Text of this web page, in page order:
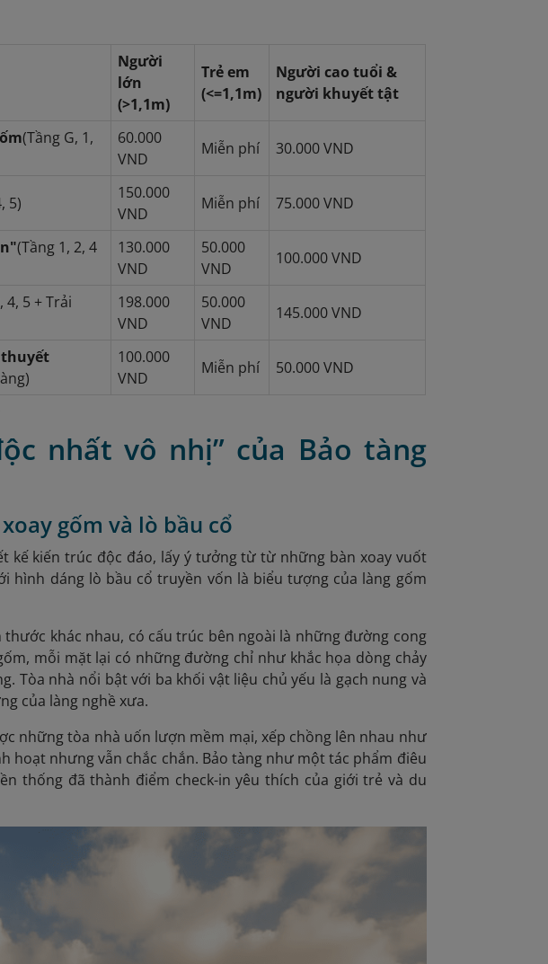
Người
lớn
(>1,1m)
Trẻ em
(<=1,1m)
Người cao tuổi &
người khuyết tật
(Tầng G, 1,
60.000
VND
Miễn phí 30.000 VND
5)
150.000
VND
Miễn phí 75.000 VND
(Tầng 1, 2, 4
130.000
VND
50.000
VND
100.000 VND
4, 5 + Trải
198.000
VND
50.000
VND
145.000 VND
100.000
VND
Miễn phí
50.000 VND
nhất vô nhị” của Bảo tàng
gốm và lò bầu cổ
kế kiến trúc độc đáo, lấy ý tưởng từ từ những bàn xoay vuốt
hình dáng lò bầu cổ truyền vốn là biểu tượng của làng gốm
khác nhau, có cấu trúc bên ngoài là những đường cong
mỗi mặt lại có những đường chỉ như khắc họa dòng chảy
Tòa nhà nổi bật với ba khối vật liệu chủ yếu là gạch nung và
của làng nghề xưa.
những tòa nhà uốn lượn mềm mại, xếp chồng lên nhau như
hoạt nhưng vẫn chắc chắn. Bảo tàng như một tác phẩm điêu
thống đã thành điểm check-in yêu thích của giới trẻ và du